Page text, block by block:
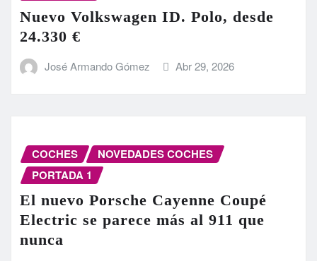
Nuevo Volkswagen ID. Polo, desde
24.330 €
José Armando Gómez Abr 29, 2026
COCHES
NOVEDADES COCHES
PORTADA 1
El nuevo Porsche Cayenne Coupé
Electric se parece más al 911 que
nunca